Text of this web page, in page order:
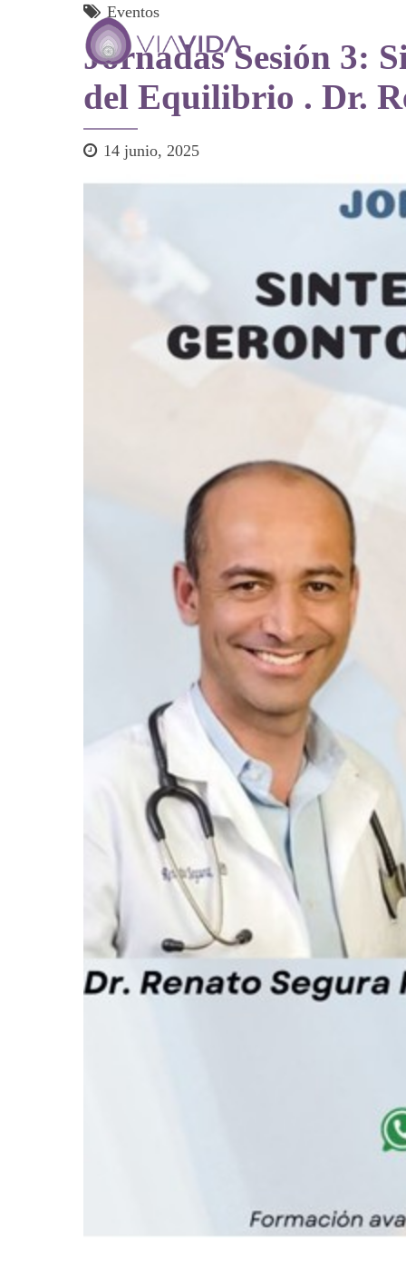
Eventos
Jornadas Sesión 3:
del Equilibrio . Dr.
14 junio, 2025